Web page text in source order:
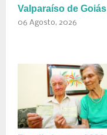
Valparaíso de Goiás
06 Agosto, 2026